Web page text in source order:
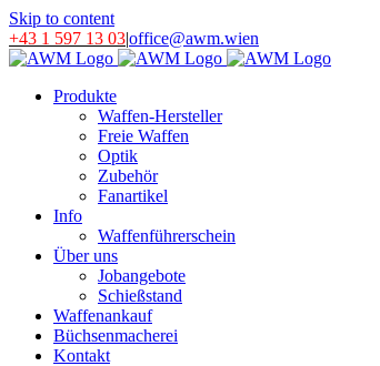
Skip to content
+43 1 597 13 03|office@awm.wien
Produkte
Waffen-Hersteller
Freie Waffen
Optik
Zubehör
Fanartikel
Info
Waffenführerschein
Über uns
Jobangebote
Schießstand
Waffenankauf
Büchsenmacherei
Kontakt